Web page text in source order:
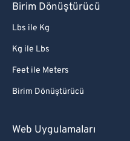
Birim Dönüştürücü
Lbs ile Kg
Kg ile Lbs
Feet ile Meters
Birim Dönüştürücü
Web Uygulamaları